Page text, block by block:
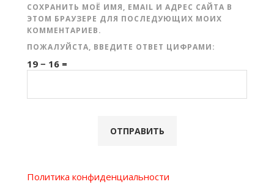
СОХРАНИТЬ МОЁ ИМЯ, EMAIL И АДРЕС САЙТА В
ЭТОМ БРАУЗЕРЕ ДЛЯ ПОСЛЕДУЮЩИХ МОИХ
КОММЕНТАРИЕВ.
ПОЖАЛУЙСТА, ВВЕДИТЕ ОТВЕТ ЦИФРАМИ:
19 − 16 =
Политика конфиденциальности